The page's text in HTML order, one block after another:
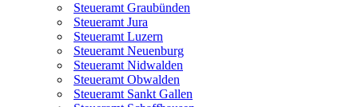
Steueramt Graubünden
Steueramt Jura
Steueramt Luzern
Steueramt Neuenburg
Steueramt Nidwalden
Steueramt Obwalden
Steueramt Sankt Gallen